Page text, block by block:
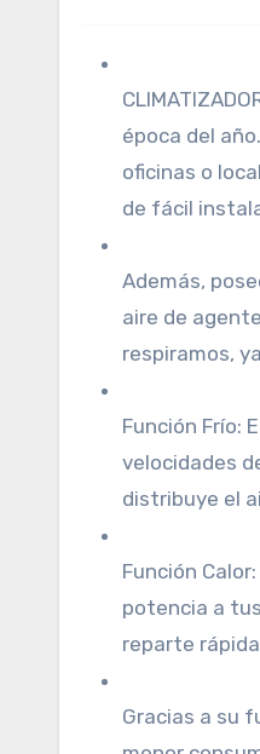
época del
oficinas o
de fácil
Además,
aire de
respiramos,
Función Frío:
velocidades
distribuye el
Función
potencia a
reparte
Gracias a su